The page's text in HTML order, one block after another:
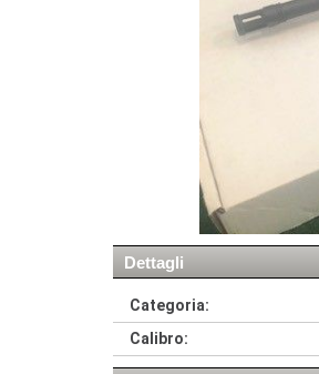
Dettagli
Categoria:
Calibro: